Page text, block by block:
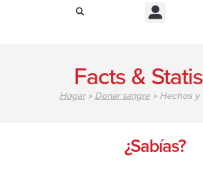
Facts &
Hogar» Donar sangre » Hechos y
¿Sabías?